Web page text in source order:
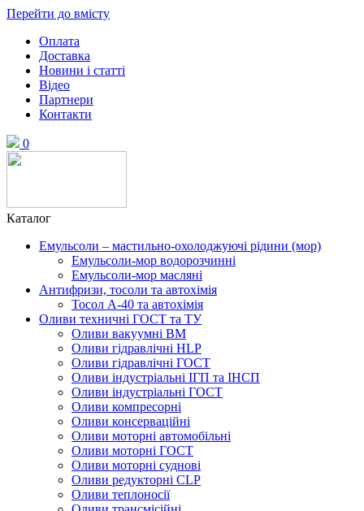
Перейти до вмісту
Оплата
Доставка
Новини і статті
Відео
Партнери
Контакти
0
Каталог
Емульсоли – мастильно-охолоджуючі рідини (мор)
Емульсоли-мор водорозчинні
Емульсоли-мор масляні
Антифризи, тосоли та автохімія
Тосол А-40 та автохімія
Оливи техничні ГОСТ та ТУ
Оливи вакуумні ВМ
Оливи гідравлічні HLP
Оливи гідравлічні ГОСТ
Оливи індустріальні ІГП та ІНСП
Оливи індустріальні ГОСТ
Оливи компресорні
Оливи консерваційні
Оливи моторні автомобільні
Оливи моторні ГОСТ
Оливи моторні суднові
Оливи редукторні CLP
Оливи теплоносії